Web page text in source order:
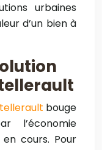
urbaines
d’un bien à
bouge
l’économie
cours. Pour